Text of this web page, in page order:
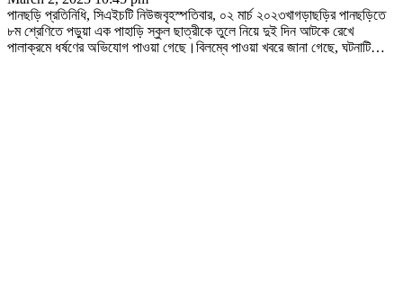
পানছড়ি প্রতিনিধি, সিএইচটি নিউজবৃহস্পতিবার, ০২ মার্চ ২০২৩খাগড়াছড়ির পানছড়িতে
৮ম শ্রেণিতে পড়ুয়া এক পাহাড়ি স্কুল ছাত্রীকে তুলে নিয়ে দুই দিন আটকে রেখে
পালাক্রমে ধর্ষণের অভিযোগ পাওয়া গেছে।বিলম্বে পাওয়া খবরে জানা গেছে, ঘটনাটি…